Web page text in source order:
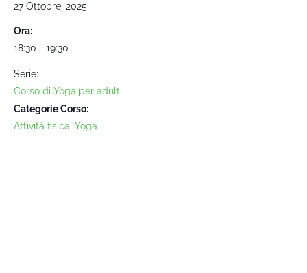
27 Ottobre, 2025
Ora:
18:30 - 19:30
Serie:
Corso di Yoga per adulti
Categorie Corso:
Attività fisica Yoga